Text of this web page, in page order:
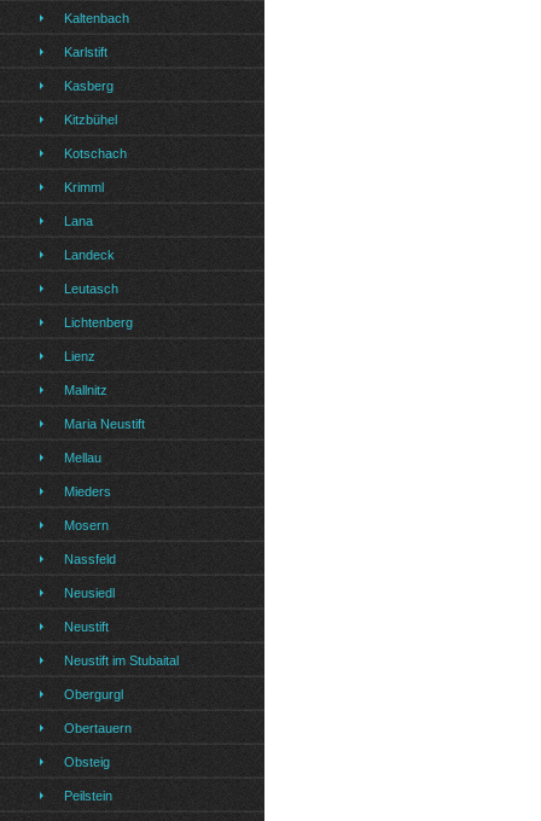
Kaltenbach
Karlstift
Kasberg
Kitzbühel
Kotschach
Krimml
Lana
Landeck
Leutasch
Lichtenberg
Lienz
Mallnitz
Maria Neustift
Mellau
Mieders
Mosern
Nassfeld
Neusiedl
Neustift
Neustift im Stubaital
Obergurgl
Obertauern
Obsteig
Peilstein